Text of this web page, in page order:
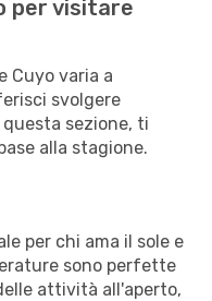
per visitare
Cuyo varia a
svolgere
sezione, ti
alla stagione.
per chi ama il sole e
sono perfette
attività all'aperto,